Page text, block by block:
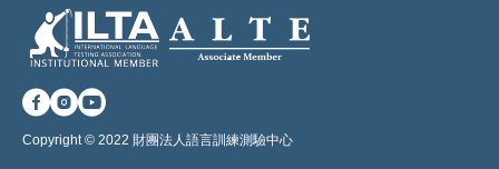
Copyright © 2022 財團法人語言訓練測驗中心